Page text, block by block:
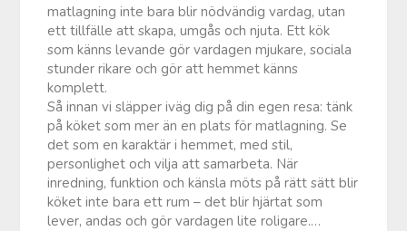
matlagning inte bara blir nödvändig vardag, utan
ett tillfälle att skapa, umgås och njuta. Ett kök
som känns levande gör vardagen mjukare, sociala
stunder rikare och gör att hemmet känns
komplett.
Så innan vi släpper iväg dig på din egen resa: tänk
på köket som mer än en plats för matlagning. Se
det som en karaktär i hemmet, med stil,
personlighet och vilja att samarbeta. När
inredning, funktion och känsla möts på rätt sätt blir
köket inte bara ett rum – det blir hjärtat som
lever, andas och gör vardagen lite roligare.…